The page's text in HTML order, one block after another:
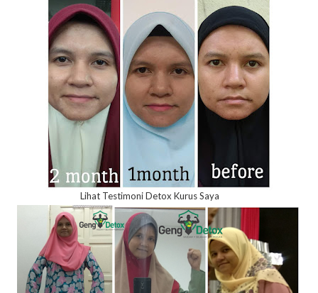
Lihat Testimoni Detox Kurus Saya